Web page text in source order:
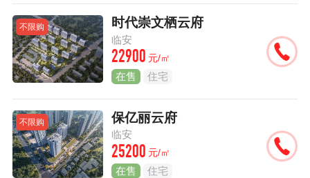
不限购 时代崇文栖云府
临安
22900 元/㎡
在售 住宅
不限购 保亿丽云府
临安
25200 元/㎡
在售 住宅